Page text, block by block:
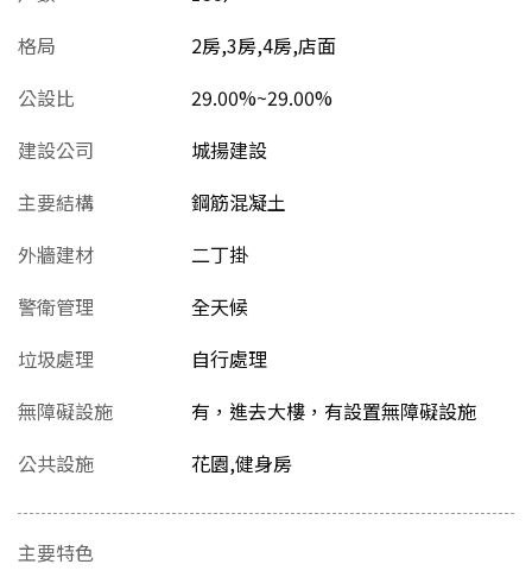
格局
2房,3房,4房,店面
公設比
29.00%~29.00%
建設公司
城揚建設
主要結構
鋼筋混凝土
外牆建材
二丁掛
警衛管理
全天候
垃圾處理
自行處理
無障礙設施
有，進去大樓，有設置無障礙設施
公共設施
花園,健身房
主要特色